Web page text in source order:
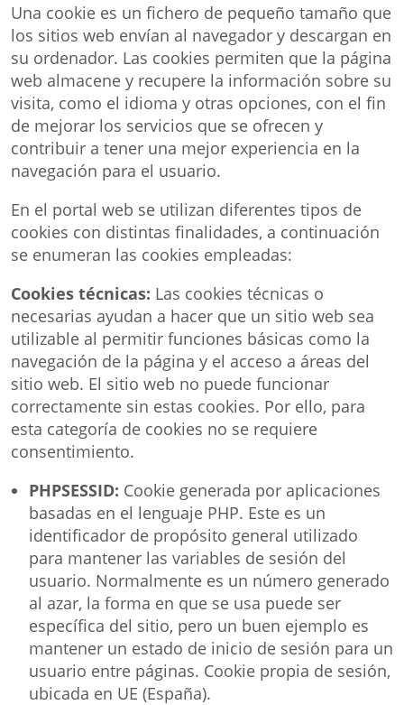
Una cookie es un fichero de pequeño tamaño que
los sitios web envían al navegador y descargan en
su ordenador. Las cookies permiten que la página
web almacene y recupere la información sobre su
visita, como el idioma y otras opciones, con el fin
de mejorar los servicios que se ofrecen y
contribuir a tener una mejor experiencia en la
navegación para el usuario.
En el portal web se utilizan diferentes tipos de
cookies con distintas finalidades, a continuación
se enumeran las cookies empleadas:
Cookies técnicas: Las cookies técnicas o
necesarias ayudan a hacer que un sitio web sea
utilizable al permitir funciones básicas como la
navegación de la página y el acceso a áreas del
sitio web. El sitio web no puede funcionar
correctamente sin estas cookies. Por ello, para
esta categoría de cookies no se requiere
consentimiento.
PHPSESSID: Cookie generada por aplicaciones
basadas en el lenguaje PHP. Este es un
identificador de propósito general utilizado
para mantener las variables de sesión del
usuario. Normalmente es un número generado
al azar, la forma en que se usa puede ser
específica del sitio, pero un buen ejemplo es
mantener un estado de inicio de sesión para un
usuario entre páginas. Cookie propia de sesión,
ubicada en UE (España).